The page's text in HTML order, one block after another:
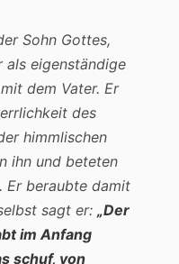
Sohn Gottes,
eigenständige
dem Vater. Er
des
himmlischen
ihn und beteten
Er beraubte damit
sagt er: „Der
im Anfang
schuf, von